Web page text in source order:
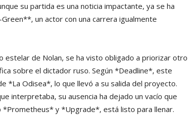
su partida es una noticia impactante, ya se ha
un actor con una carrera igualmente
estelar de Nolan, se ha visto obligado a priorizar otro
sobre el dictador ruso. Según *Deadline*, este
*La Odisea*, lo que llevó a su salida del proyecto.
interpretaba, su ausencia ha dejado un vacío que
*Prometheus* y *Upgrade*, está listo para llenar.